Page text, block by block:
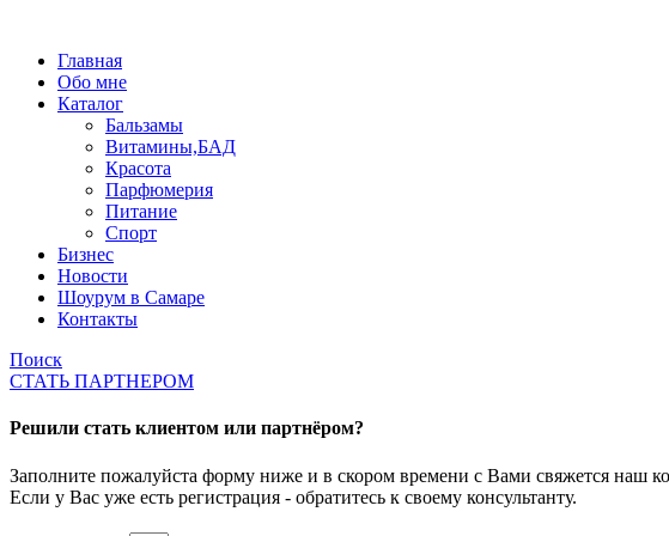
Главная
Обо мне
Каталог
Бальзамы
Витамины,БАД
Красота
Парфюмерия
Питание
Спорт
Бизнес
Новости
Шоурум в Самаре
Контакты
Поиск
СТАТЬ ПАРТНЕРОМ
Решили стать клиентом или партнёром?
Заполните пожалуйста форму ниже и в скором времени с Вами свяжется наш
Если у Вас уже есть регистрация - обратитесь к своему консультанту.